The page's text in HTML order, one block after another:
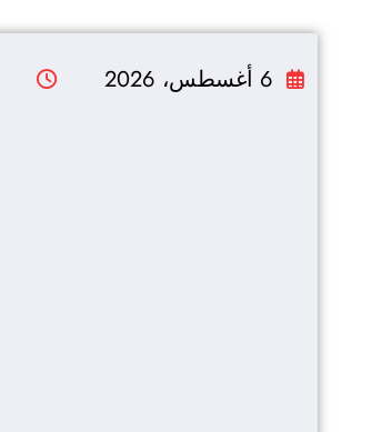
إلى
6 أغسطس، 2026